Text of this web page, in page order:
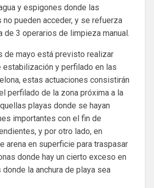
y espigones donde las
no pueden acceder, y se refuerza
de 3 operarios de limpieza manual.
de mayo está previsto realizar
estabilización y perfilado en las
​​estas actuaciones consistirán
perfilado de la zona próxima a la
playas donde se hayan
importantes con el fin de
y por otro lado, en
arena en superficie para traspasar
donde hay un cierto exceso en
la anchura de playa sea